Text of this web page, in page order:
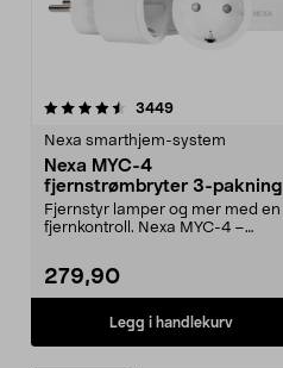
3449anmeldelser
Nexa smarthjem-system
Nexa MYC-4
fjernstrømbryter 3-pakning
Fjernstyr lamper og mer med en
fjernkontroll. Nexa MYC-4 –
279,90
Legg i handlekurv
4.5 av 5 stjerner